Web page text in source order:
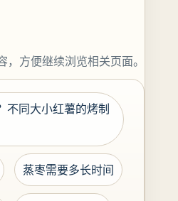
方便继续浏览相关页面。
不同大小红薯的烤制
蒸枣需要多长时间